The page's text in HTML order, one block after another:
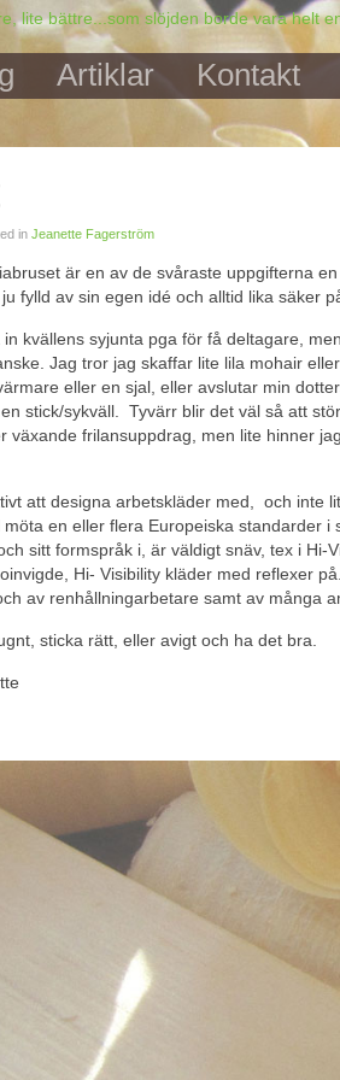
Artiklar Kontakt
in Jeanette Fagerström
är en av de svåraste uppgifterna
fylld av sin egen idé och alltid lika säker
kvällens syjunta pga för få deltagare,
Jag tror jag skaffar lite lila mohair
eller en sjal, eller avslutar min
stick/sykväll. Tyvärr blir det väl så att
växande frilansuppdrag, men lite hinner
att designa arbetskläder med, och inte
en eller flera Europeiska standarder i
sitt formspråk i, är väldigt snäv, tex i Hi-
Hi- Visibility kläder med reflexer
av renhållningarbetare samt av många
sticka rätt, eller avigt och ha det bra.